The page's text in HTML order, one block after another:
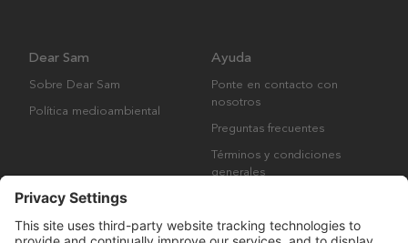
Dear Sam
Sobre Dear Sam
Política medioambiental
Ayuda
Ponte en contacto con
nosotros
Preguntas frecuentes
Términos y condiciones
generales